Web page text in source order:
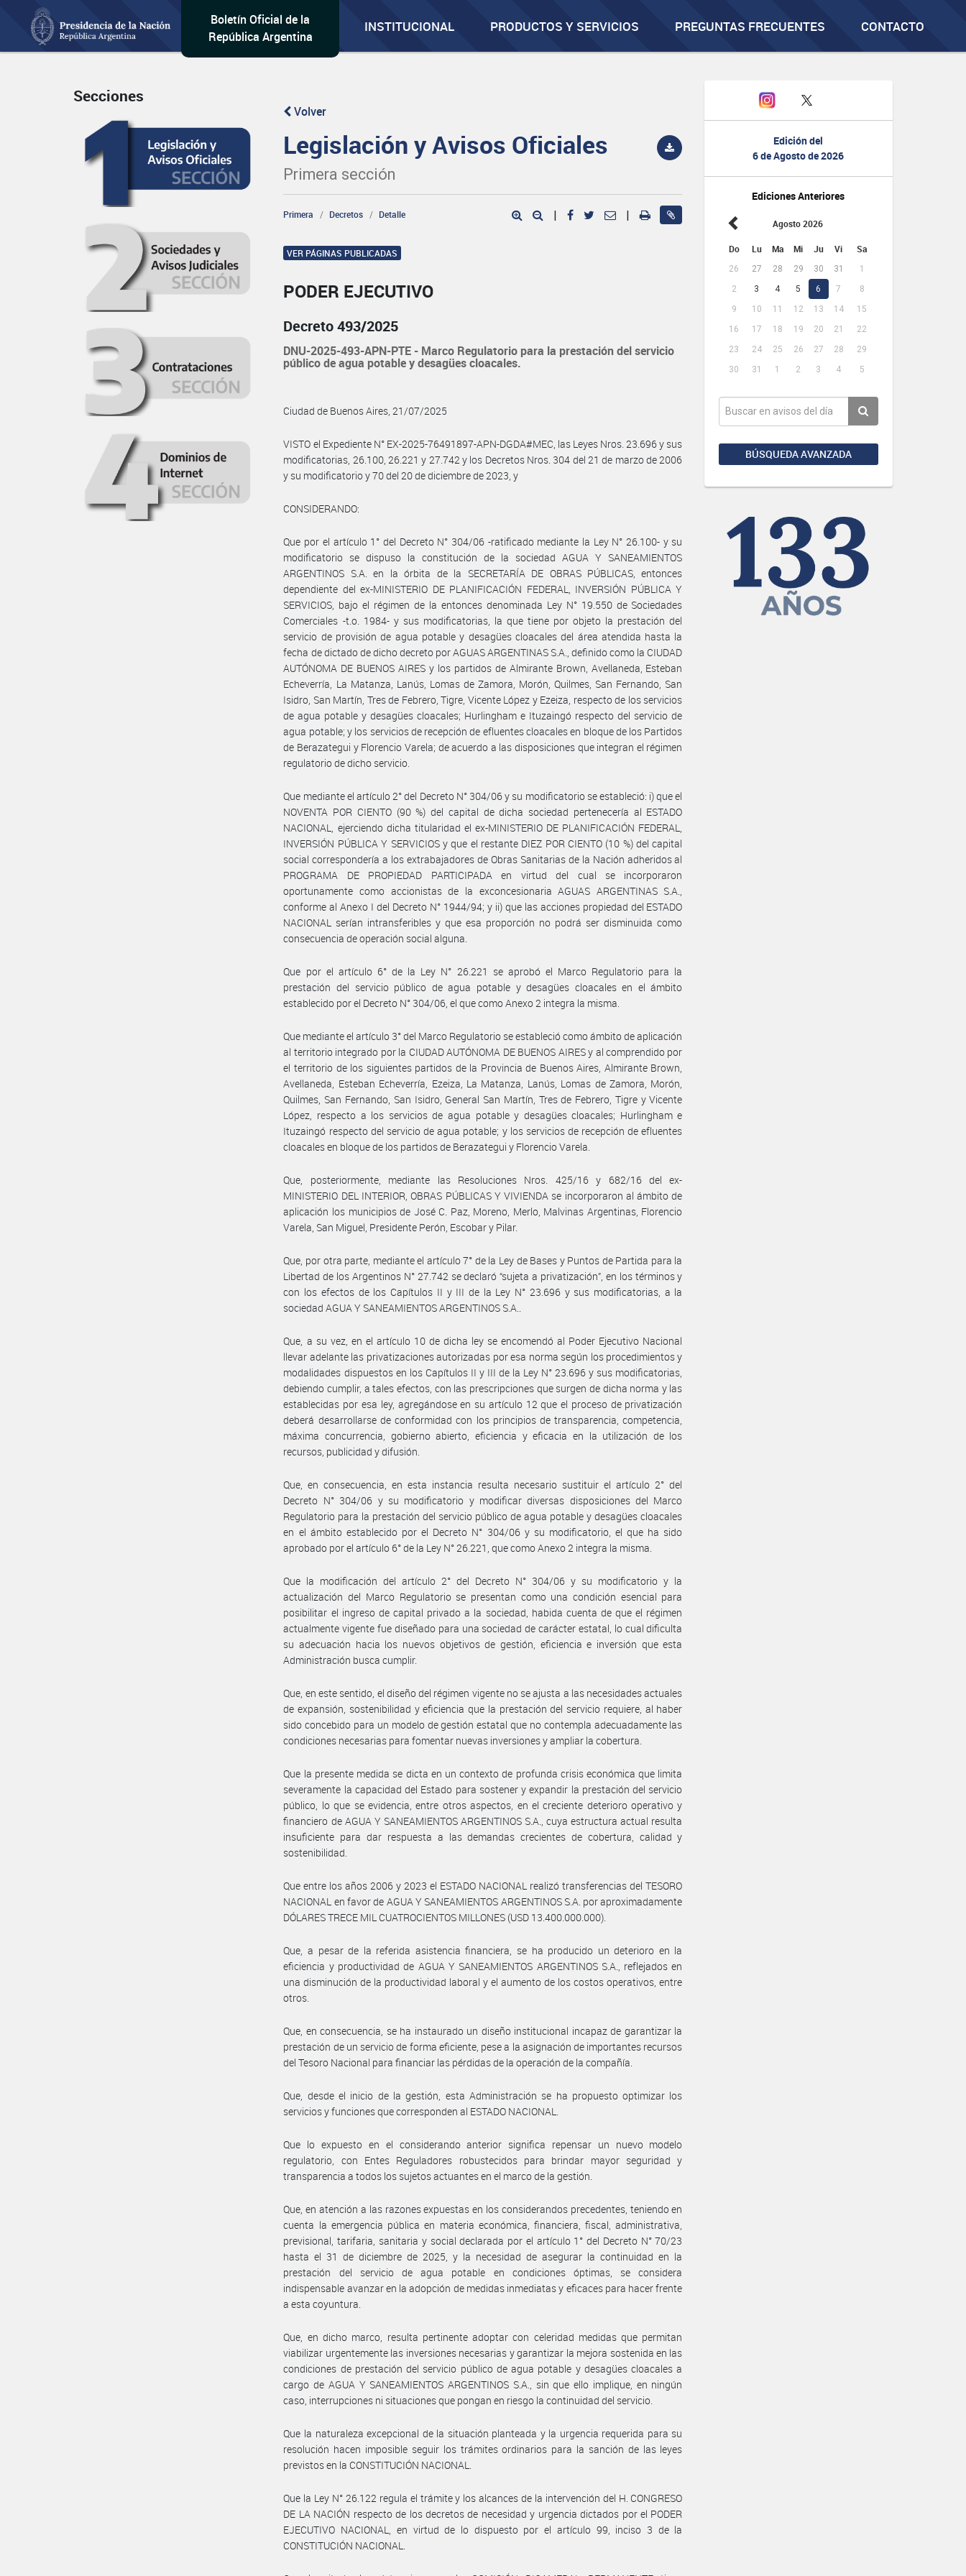
Boletín Oficial de la
República Argentina
INSTITUCIONAL PRODUCTOS Y SERVICIOS PREGUNTAS FRECUENTES CONTACTO
Edición del
6 de Agosto de 2026
Ediciones Anteriores
Agosto 2026
Do Lu Ma Mi Ju Vi Sa
26 27 28 29 30 31
1
2
3 4 5 6 7
8
9
10 11 12 13 14
15
16
17 18 19 20 21
22
23
24 25 26 27 28
29
30
31 1 2 3 4 5
BÚSQUEDA AVANZADA
Secciones
Volver
Legislación y Avisos Oficiales
Primera sección
Primera Decretos Detalle | |
VER PÁGINAS PUBLICADAS
PODER EJECUTIVO
Decreto 493/2025
DNU-2025-493-APN-PTE - Marco Regulatorio para la prestación del servicio
público de agua potable y desagües cloacales.
Ciudad de Buenos Aires, 21/07/2025
VISTO el Expediente N° EX-2025-76491897-APN-DGDA#MEC, las Leyes Nros. 23.696 y sus
modificatorias, 26.100, 26.221 y 27.742 y los Decretos Nros. 304 del 21 de marzo de 2006
y su modificatorio y 70 del 20 de diciembre de 2023, y
CONSIDERANDO:
Que por el artículo 1° del Decreto N° 304/06 -ratificado mediante la Ley N° 26.100- y su
modificatorio se dispuso la constitución de la sociedad AGUA Y SANEAMIENTOS
ARGENTINOS S.A. en la órbita de la SECRETARÍA DE OBRAS PÚBLICAS, entonces
dependiente del ex-MINISTERIO DE PLANIFICACIÓN FEDERAL, INVERSIÓN PÚBLICA Y
SERVICIOS, bajo el régimen de la entonces denominada Ley N° 19.550 de Sociedades
Comerciales -t.o. 1984- y sus modificatorias, la que tiene por objeto la prestación del
servicio de provisión de agua potable y desagües cloacales del área atendida hasta la
fecha de dictado de dicho decreto por AGUAS ARGENTINAS S.A., definido como la CIUDAD
AUTÓNOMA DE BUENOS AIRES y los partidos de Almirante Brown, Avellaneda, Esteban
Echeverría, La Matanza, Lanús, Lomas de Zamora, Morón, Quilmes, San Fernando, San
Isidro, San Martín, Tres de Febrero, Tigre, Vicente López y Ezeiza, respecto de los servicios
de agua potable y desagües cloacales; Hurlingham e Ituzaingó respecto del servicio de
agua potable; y los servicios de recepción de efluentes cloacales en bloque de los Partidos
de Berazategui y Florencio Varela; de acuerdo a las disposiciones que integran el régimen
regulatorio de dicho servicio.
Que mediante el artículo 2° del Decreto N° 304/06 y su modificatorio se estableció: i) que el
NOVENTA POR CIENTO (90 %) del capital de dicha sociedad pertenecería al ESTADO
NACIONAL, ejerciendo dicha titularidad el ex-MINISTERIO DE PLANIFICACIÓN FEDERAL,
INVERSIÓN PÚBLICA Y SERVICIOS y que el restante DIEZ POR CIENTO (10 %) del capital
social correspondería a los extrabajadores de Obras Sanitarias de la Nación adheridos al
PROGRAMA DE PROPIEDAD PARTICIPADA en virtud del cual se incorporaron
oportunamente como accionistas de la exconcesionaria AGUAS ARGENTINAS S.A.,
conforme al Anexo I del Decreto N° 1944/94; y ii) que las acciones propiedad del ESTADO
NACIONAL serían intransferibles y que esa proporción no podrá ser disminuida como
consecuencia de operación social alguna.
Que por el artículo 6° de la Ley N° 26.221 se aprobó el Marco Regulatorio para la
prestación del servicio público de agua potable y desagües cloacales en el ámbito
establecido por el Decreto N° 304/06, el que como Anexo 2 integra la misma.
Que mediante el artículo 3° del Marco Regulatorio se estableció como ámbito de aplicación
al territorio integrado por la CIUDAD AUTÓNOMA DE BUENOS AIRES y al comprendido por
el territorio de los siguientes partidos de la Provincia de Buenos Aires, Almirante Brown,
Avellaneda, Esteban Echeverría, Ezeiza, La Matanza, Lanús, Lomas de Zamora, Morón,
Quilmes, San Fernando, San Isidro, General San Martín, Tres de Febrero, Tigre y Vicente
López, respecto a los servicios de agua potable y desagües cloacales; Hurlingham e
Ituzaingó respecto del servicio de agua potable; y los servicios de recepción de efluentes
cloacales en bloque de los partidos de Berazategui y Florencio Varela.
Que, posteriormente, mediante las Resoluciones Nros. 425/16 y 682/16 del ex-
MINISTERIO DEL INTERIOR, OBRAS PÚBLICAS Y VIVIENDA se incorporaron al ámbito de
aplicación los municipios de José C. Paz, Moreno, Merlo, Malvinas Argentinas, Florencio
Varela, San Miguel, Presidente Perón, Escobar y Pilar.
Que, por otra parte, mediante el artículo 7° de la Ley de Bases y Puntos de Partida para la
Libertad de los Argentinos N° 27.742 se declaró “sujeta a privatización”, en los términos y
con los efectos de los Capítulos II y III de la Ley N° 23.696 y sus modificatorias, a la
sociedad AGUA Y SANEAMIENTOS ARGENTINOS S.A..
Que, a su vez, en el artículo 10 de dicha ley se encomendó al Poder Ejecutivo Nacional
llevar adelante las privatizaciones autorizadas por esa norma según los procedimientos y
modalidades dispuestos en los Capítulos II y III de la Ley N° 23.696 y sus modificatorias,
debiendo cumplir, a tales efectos, con las prescripciones que surgen de dicha norma y las
establecidas por esa ley, agregándose en su artículo 12 que el proceso de privatización
deberá desarrollarse de conformidad con los principios de transparencia, competencia,
máxima concurrencia, gobierno abierto, eficiencia y eficacia en la utilización de los
recursos, publicidad y difusión.
Que, en consecuencia, en esta instancia resulta necesario sustituir el artículo 2° del
Decreto N° 304/06 y su modificatorio y modificar diversas disposiciones del Marco
Regulatorio para la prestación del servicio público de agua potable y desagües cloacales
en el ámbito establecido por el Decreto N° 304/06 y su modificatorio, el que ha sido
aprobado por el artículo 6° de la Ley N° 26.221, que como Anexo 2 integra la misma.
Que la modificación del artículo 2° del Decreto N° 304/06 y su modificatorio y la
actualización del Marco Regulatorio se presentan como una condición esencial para
posibilitar el ingreso de capital privado a la sociedad, habida cuenta de que el régimen
actualmente vigente fue diseñado para una sociedad de carácter estatal, lo cual dificulta
su adecuación hacia los nuevos objetivos de gestión, eficiencia e inversión que esta
Administración busca cumplir.
Que, en este sentido, el diseño del régimen vigente no se ajusta a las necesidades actuales
de expansión, sostenibilidad y eficiencia que la prestación del servicio requiere, al haber
sido concebido para un modelo de gestión estatal que no contempla adecuadamente las
condiciones necesarias para fomentar nuevas inversiones y ampliar la cobertura.
Que la presente medida se dicta en un contexto de profunda crisis económica que limita
severamente la capacidad del Estado para sostener y expandir la prestación del servicio
público, lo que se evidencia, entre otros aspectos, en el creciente deterioro operativo y
financiero de AGUA Y SANEAMIENTOS ARGENTINOS S.A., cuya estructura actual resulta
insuficiente para dar respuesta a las demandas crecientes de cobertura, calidad y
sostenibilidad.
Que entre los años 2006 y 2023 el ESTADO NACIONAL realizó transferencias del TESORO
NACIONAL en favor de AGUA Y SANEAMIENTOS ARGENTINOS S.A. por aproximadamente
DÓLARES TRECE MIL CUATROCIENTOS MILLONES (USD 13.400.000.000).
Que, a pesar de la referida asistencia financiera, se ha producido un deterioro en la
eficiencia y productividad de AGUA Y SANEAMIENTOS ARGENTINOS S.A., reflejados en
una disminución de la productividad laboral y el aumento de los costos operativos, entre
otros.
Que, en consecuencia, se ha instaurado un diseño institucional incapaz de garantizar la
prestación de un servicio de forma eficiente, pese a la asignación de importantes recursos
del Tesoro Nacional para financiar las pérdidas de la operación de la compañía.
Que, desde el inicio de la gestión, esta Administración se ha propuesto optimizar los
servicios y funciones que corresponden al ESTADO NACIONAL.
Que lo expuesto en el considerando anterior significa repensar un nuevo modelo
regulatorio, con Entes Reguladores robustecidos para brindar mayor seguridad y
transparencia a todos los sujetos actuantes en el marco de la gestión.
Que, en atención a las razones expuestas en los considerandos precedentes, teniendo en
cuenta la emergencia pública en materia económica, financiera, fiscal, administrativa,
previsional, tarifaria, sanitaria y social declarada por el artículo 1° del Decreto N° 70/23
hasta el 31 de diciembre de 2025, y la necesidad de asegurar la continuidad en la
prestación del servicio de agua potable en condiciones óptimas, se considera
indispensable avanzar en la adopción de medidas inmediatas y eficaces para hacer frente
a esta coyuntura.
Que, en dicho marco, resulta pertinente adoptar con celeridad medidas que permitan
viabilizar urgentemente las inversiones necesarias y garantizar la mejora sostenida en las
condiciones de prestación del servicio público de agua potable y desagües cloacales a
cargo de AGUA Y SANEAMIENTOS ARGENTINOS S.A., sin que ello implique, en ningún
caso, interrupciones ni situaciones que pongan en riesgo la continuidad del servicio.
Que la naturaleza excepcional de la situación planteada y la urgencia requerida para su
resolución hacen imposible seguir los trámites ordinarios para la sanción de las leyes
previstos en la CONSTITUCIÓN NACIONAL.
Que la Ley N° 26.122 regula el trámite y los alcances de la intervención del H. CONGRESO
DE LA NACIÓN respecto de los decretos de necesidad y urgencia dictados por el PODER
EJECUTIVO NACIONAL, en virtud de lo dispuesto por el artículo 99, inciso 3 de la
CONSTITUCIÓN NACIONAL.